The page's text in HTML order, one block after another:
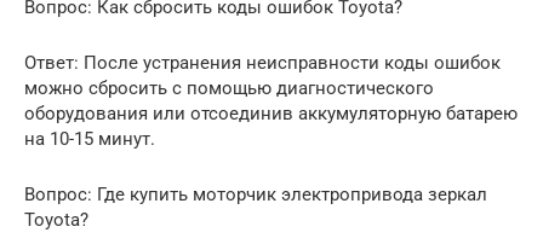
Вопрос: Как сбросить коды ошибок Toyota?
Ответ: После устранения неисправности коды ошибок
можно сбросить с помощью диагностического
оборудования или отсоединив аккумуляторную батарею
на 10-15 минут.
Вопрос: Где купить моторчик электропривода зеркал
Toyota?